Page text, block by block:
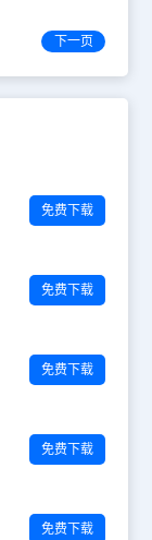
下一页
免费下载
免费下载
免费下载
免费下载
免费下载